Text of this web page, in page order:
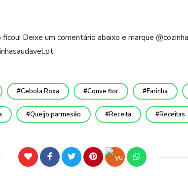
Deixe um comentário abaixo e marque
Cebola Roxa Couve flor Farinha
Queijo parmesão Receita Receitas